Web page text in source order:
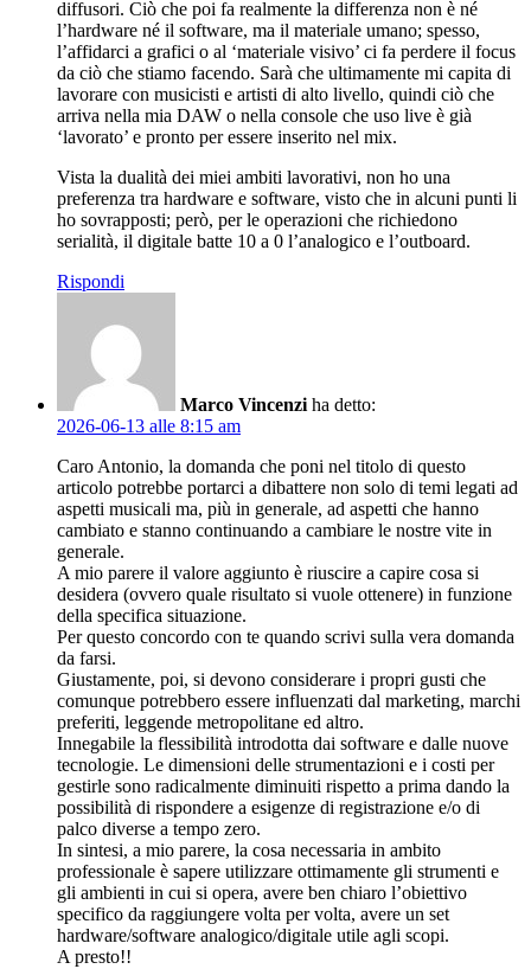
diffusori. Ciò che poi fa realmente la differenza non è né
l’hardware né il software, ma il materiale umano; spesso,
l’affidarci a grafici o al ‘materiale visivo’ ci fa perdere il focus
da ciò che stiamo facendo. Sarà che ultimamente mi capita di
lavorare con musicisti e artisti di alto livello, quindi ciò che
arriva nella mia DAW o nella console che uso live è già
‘lavorato’ e pronto per essere inserito nel mix.
Vista la dualità dei miei ambiti lavorativi, non ho una
preferenza tra hardware e software, visto che in alcuni punti li
ho sovrapposti; però, per le operazioni che richiedono
serialità, il digitale batte 10 a 0 l’analogico e l’outboard.
Rispondi
Marco Vincenzi ha detto:
2026-06-13 alle 8:15 am
Caro Antonio, la domanda che poni nel titolo di questo
articolo potrebbe portarci a dibattere non solo di temi legati ad
aspetti musicali ma, più in generale, ad aspetti che hanno
cambiato e stanno continuando a cambiare le nostre vite in
generale.
A mio parere il valore aggiunto è riuscire a capire cosa si
desidera (ovvero quale risultato si vuole ottenere) in funzione
della specifica situazione.
Per questo concordo con te quando scrivi sulla vera domanda
da farsi.
Giustamente, poi, si devono considerare i propri gusti che
comunque potrebbero essere influenzati dal marketing, marchi
preferiti, leggende metropolitane ed altro.
Innegabile la flessibilità introdotta dai software e dalle nuove
tecnologie. Le dimensioni delle strumentazioni e i costi per
gestirle sono radicalmente diminuiti rispetto a prima dando la
possibilità di rispondere a esigenze di registrazione e/o di
palco diverse a tempo zero.
In sintesi, a mio parere, la cosa necessaria in ambito
professionale è sapere utilizzare ottimamente gli strumenti e
gli ambienti in cui si opera, avere ben chiaro l’obiettivo
specifico da raggiungere volta per volta, avere un set
hardware/software analogico/digitale utile agli scopi.
A presto!!